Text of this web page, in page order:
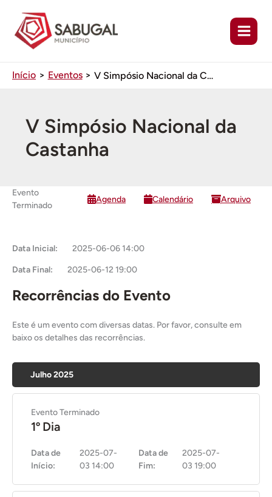
conteúdo
Início Eventos V Simpósio Nacional da Castanha
V Simpósio Nacional da
Castanha
Evento
Terminado
Agenda Calendário Arquivo
Data Inicial: 2025-06-06 14:00
Data Final: 2025-06-12 19:00
Recorrências do Evento
Este é um evento com diversas datas. Por favor, consulte em
baixo os detalhes das recorrências.
Julho 2025
Evento Terminado
1º Dia
Data de
Início:
2025-07-
03 14:00
Data de
Fim:
2025-07-
03 19:00